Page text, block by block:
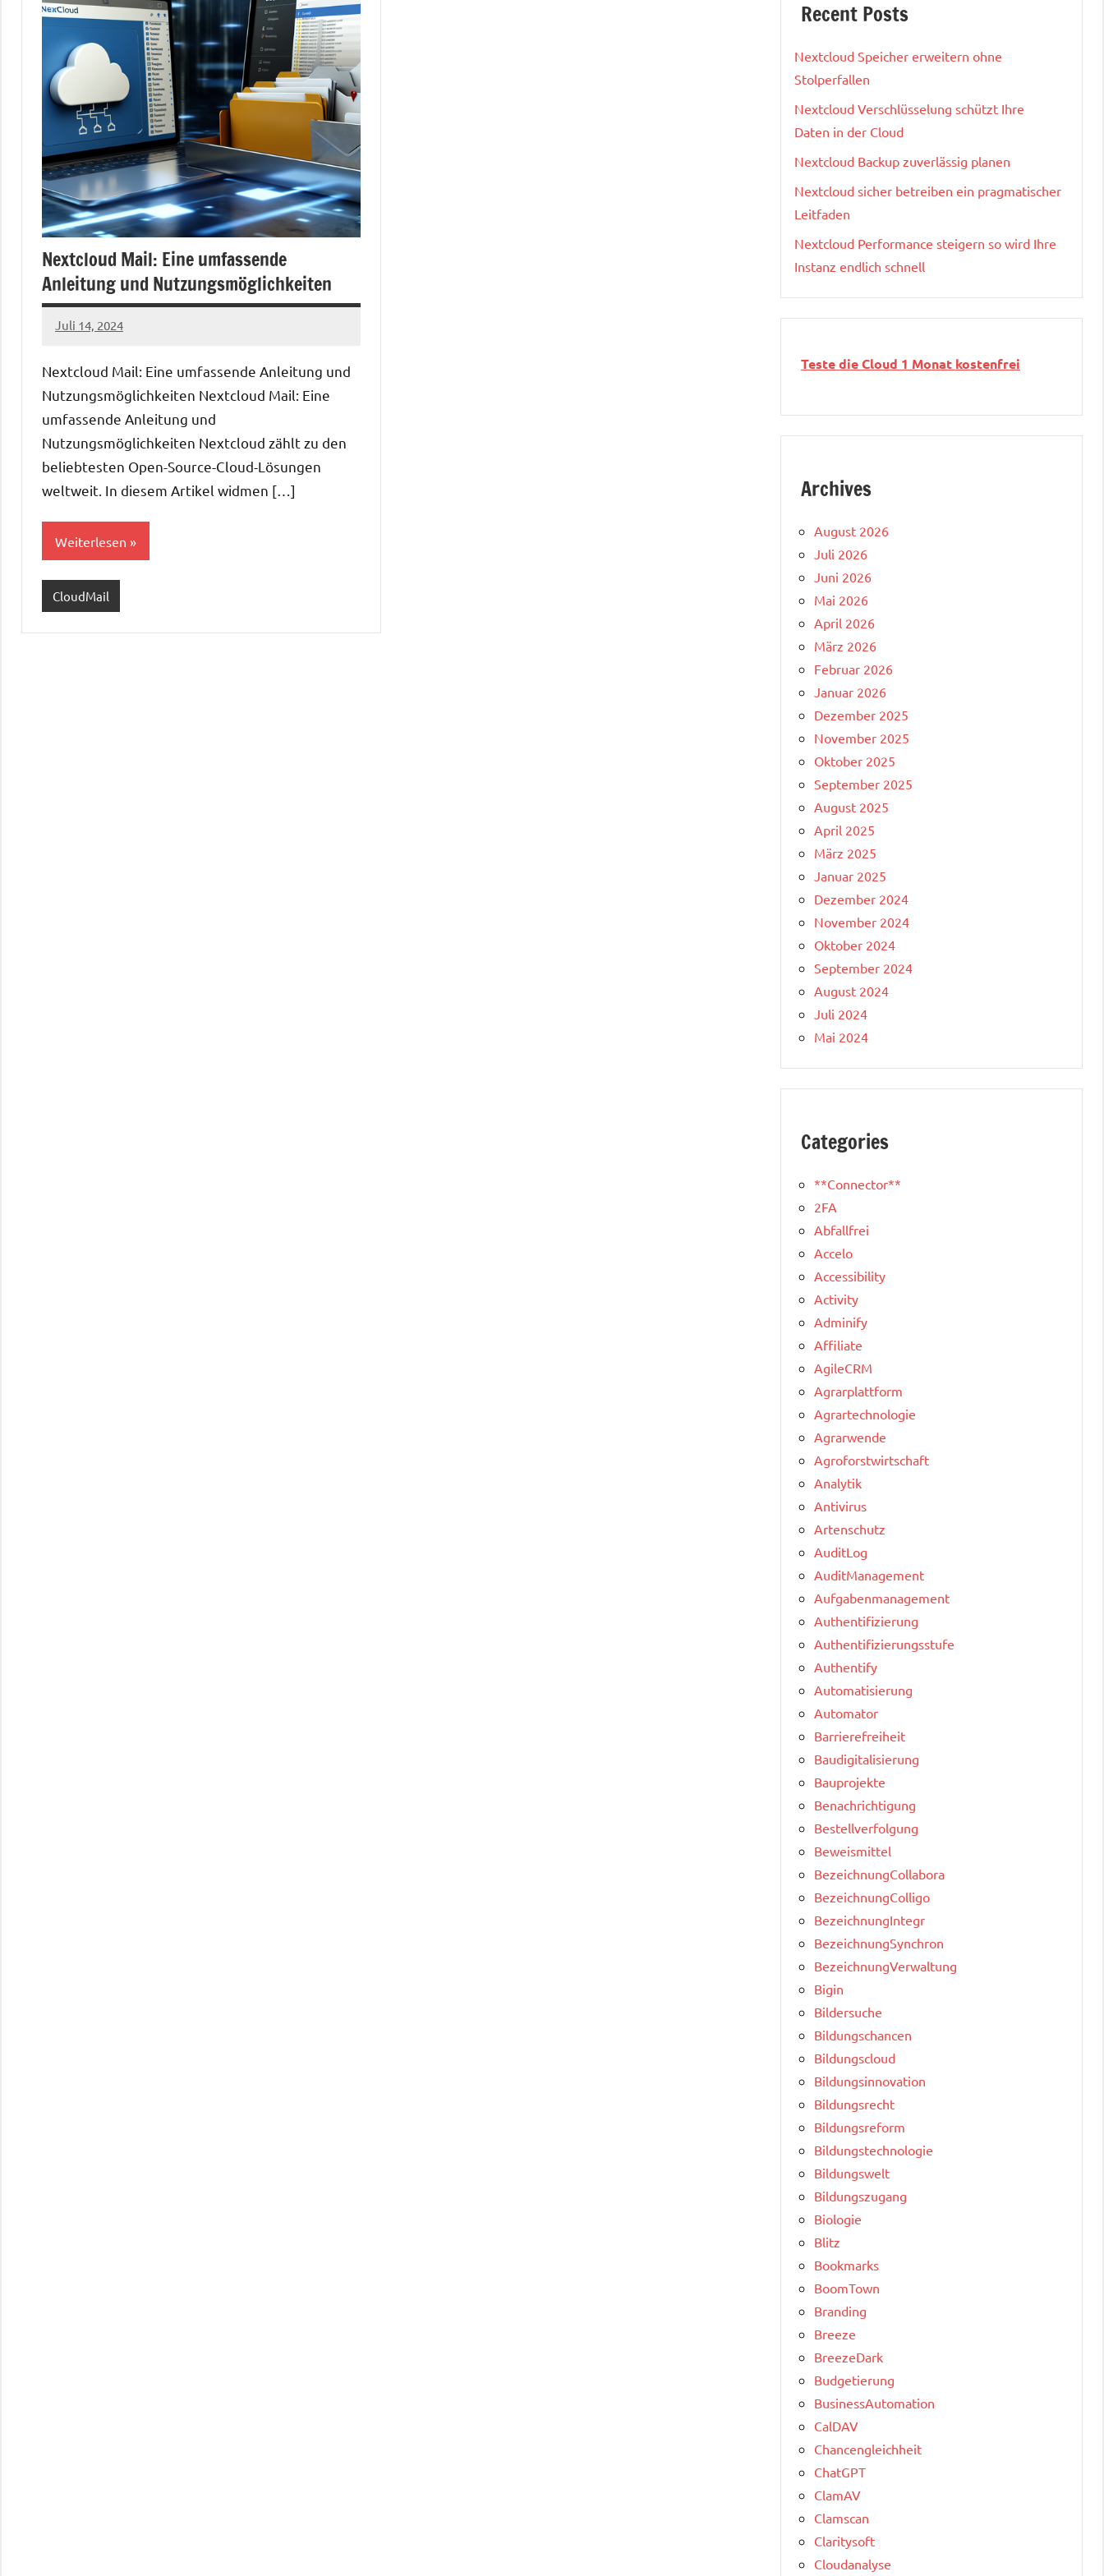
Nextcloud Mail: Eine umfassende
Anleitung und Nutzungsmöglichkeiten
Juli 14, 2024
admin
Nextcloud Mail: Eine umfassende Anleitung und
Nutzungsmöglichkeiten Nextcloud Mail: Eine
umfassende Anleitung und
Nutzungsmöglichkeiten Nextcloud zählt zu den
beliebtesten Open-Source-Cloud-Lösungen
weltweit. In diesem Artikel widmen […]
Weiterlesen
CloudMail
Recent Posts
Nextcloud Speicher erweitern ohne
Stolperfallen
Nextcloud Verschlüsselung schützt Ihre
Daten in der Cloud
Nextcloud Backup zuverlässig planen
Nextcloud sicher betreiben ein pragmatischer
Leitfaden
Nextcloud Performance steigern so wird Ihre
Instanz endlich schnell
Teste die Cloud 1 Monat kostenfrei
Archives
August 2026
Juli 2026
Juni 2026
Mai 2026
April 2026
März 2026
Februar 2026
Januar 2026
Dezember 2025
November 2025
Oktober 2025
September 2025
August 2025
April 2025
März 2025
Januar 2025
Dezember 2024
November 2024
Oktober 2024
September 2024
August 2024
Juli 2024
Mai 2024
Categories
**Connector**
2FA
Abfallfrei
Accelo
Accessibility
Activity
Adminify
Affiliate
AgileCRM
Agrarplattform
Agrartechnologie
Agrarwende
Agroforstwirtschaft
Analytik
Antivirus
Artenschutz
AuditLog
AuditManagement
Aufgabenmanagement
Authentifizierung
Authentifizierungsstufe
Authentify
Automatisierung
Automator
Barrierefreiheit
Baudigitalisierung
Bauprojekte
Benachrichtigung
Bestellverfolgung
Beweismittel
BezeichnungCollabora
BezeichnungColligo
BezeichnungIntegr
BezeichnungSynchron
BezeichnungVerwaltung
Bigin
Bildersuche
Bildungschancen
Bildungscloud
Bildungsinnovation
Bildungsrecht
Bildungsreform
Bildungstechnologie
Bildungswelt
Bildungszugang
Biologie
Blitz
Bookmarks
BoomTown
Branding
Breeze
BreezeDark
Budgetierung
BusinessAutomation
CalDAV
Chancengleichheit
ChatGPT
ClamAV
Clamscan
Claritysoft
Cloudanalyse